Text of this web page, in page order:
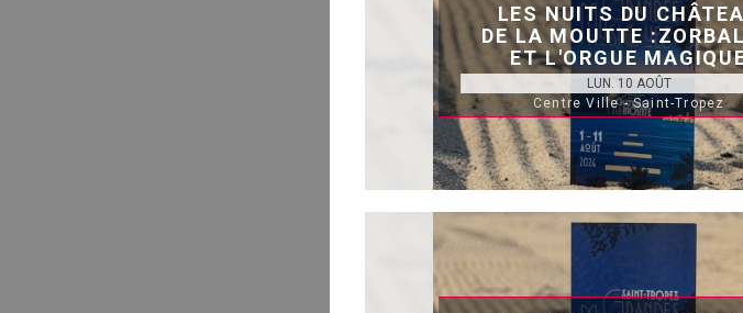
LES NUITS DU
DE LA MOUTTE
ET L'ORGUE
LUN. 10 AOÛT
Centre Ville - Saint-Tropez